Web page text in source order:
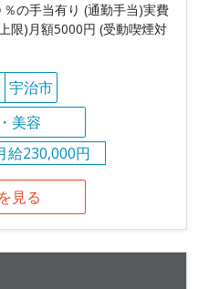
の手当有り (通勤手当)実費
限)月額5000円 (受動喫煙対
宇治市
美容
給230,000円
見る